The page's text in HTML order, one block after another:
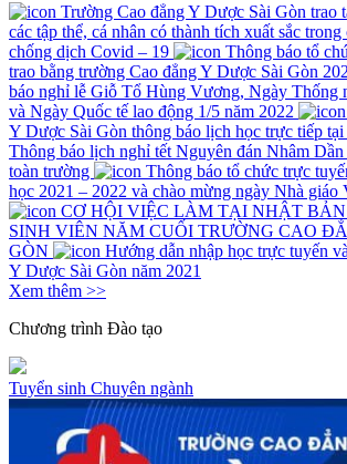
Trường Cao đẳng Y Dược Sài Gòn trao
các tập thể, cá nhân có thành tích xuất sắc
chống dịch Covid – 19
Thông báo tổ
trao bằng trường Cao đẳng Y Dược Sài Gòn
báo nghỉ lễ Giỗ Tổ Hùng Vương, Ngày Thống
và Ngày Quốc tế lao động 1/5 năm 2022
Y Dược Sài Gòn thông báo lịch học trực tiếp
Thông báo lịch nghỉ tết Nguyên đán Nhâm
toàn trường
Thông báo tổ chức trực
học 2021 – 2022 và chào mừng ngày Nhà giáo
CƠ HỘI VIỆC LÀM TẠI NHẬT
SINH VIÊN NĂM CUỐI TRƯỜNG CAO
GÒN
Hướng dẫn nhập học trực tuyến
Y Dược Sài Gòn năm 2021
Xem thêm >>
Chương trình Đào tạo
Tuyển sinh Chuyên ngành